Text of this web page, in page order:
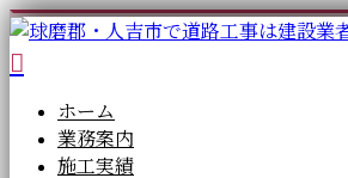
ホーム
業務案内
施工実績